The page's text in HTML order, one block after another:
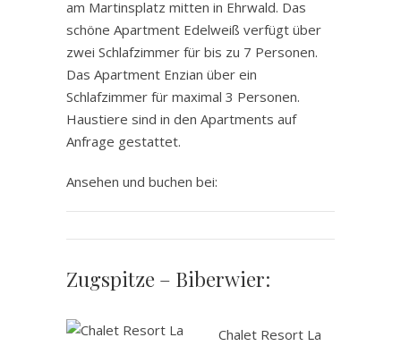
am Martinsplatz mitten in Ehrwald. Das
schöne Apartment Edelweiß verfügt über
zwei Schlafzimmer für bis zu 7 Personen.
Das Apartment Enzian über ein
Schlafzimmer für maximal 3 Personen.
Haustiere sind in den Apartments auf
Anfrage gestattet.
Ansehen und buchen bei:
Zugspitze – Biberwier:
Chalet Resort La